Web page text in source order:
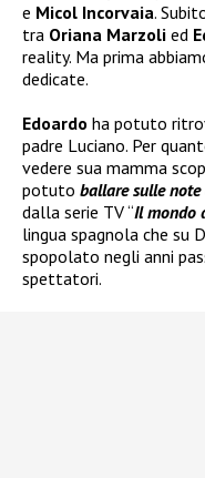
e Micol Incorvaia.
tra Oriana Marzoli ed
reality. Ma prima
dedicate.
Edoardo ha potuto
padre Luciano. Per
vedere sua mamma
potuto ballare sulle note
dalla serie TV “Il mondo
lingua spagnola che su
spopolato negli anni
spettatori.